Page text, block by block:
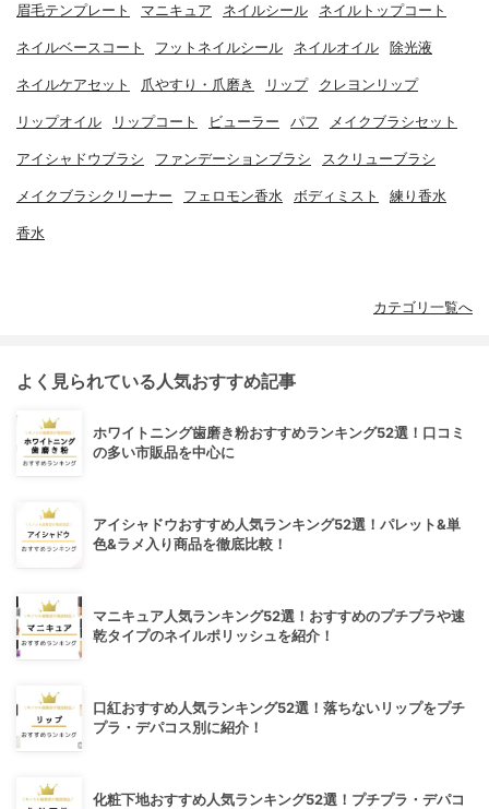
眉毛テンプレート マニキュア ネイルシール ネイルトップコート
ネイルベースコート フットネイルシール ネイルオイル 除光液
ネイルケアセット 爪やすり・爪磨き リップ クレヨンリップ
リップオイル リップコート ビューラー パフ メイクブラシセット
アイシャドウブラシ ファンデーションブラシ スクリューブラシ
メイクブラシクリーナー フェロモン香水 ボディミスト 練り香水
香水
カテゴリ一覧へ
よく見られている人気おすすめ記事
ホワイトニング歯磨き粉おすすめランキング52選！口コミ
の多い市販品を中心に
アイシャドウおすすめ人気ランキング52選！パレット&単
色&ラメ入り商品を徹底比較！
マニキュア人気ランキング52選！おすすめのプチプラや速
乾タイプのネイルポリッシュを紹介！
口紅おすすめ人気ランキング52選！落ちないリップをプチ
プラ・デパコス別に紹介！
化粧下地おすすめ人気ランキング52選！プチプラ・デパコ